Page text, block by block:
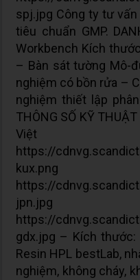
spj.jpg Công ty tư
tiêu chuẩn GMP.
Workbench Kích
– Bàn sát tường Mô-
nghiệm có bồn rửa –
nghiệm thiết lập
THÔNG SỐ KỸ
https://
kux.png
https://
jpn.jpg
https://
gdx.jpg – Kích
Resin HPL bestLab,
nghiệm, không cháy,